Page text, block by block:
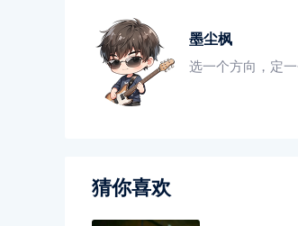
墨尘枫
选一个方向，定
猜你喜欢